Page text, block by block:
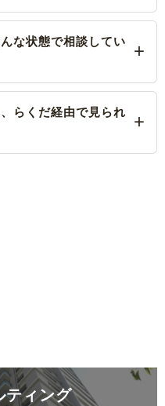
な状態で相談してい
らくだ経由で見られ
ティング